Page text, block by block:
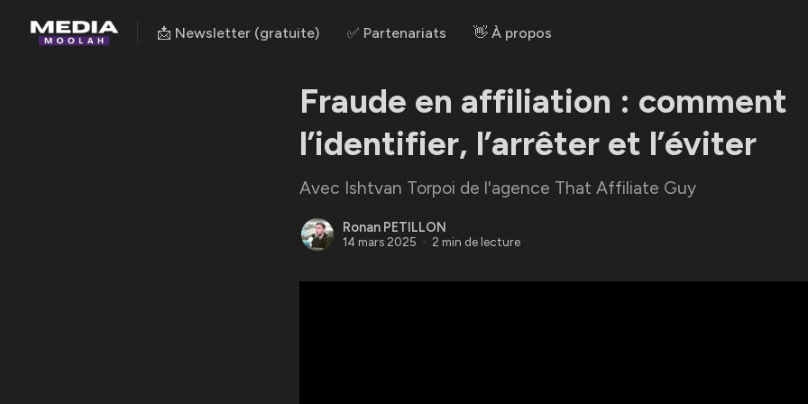
📩 Newsletter (gratuite) ✅ Partenariats 👋 À propos
Fraude en affiliation : comment
l’identifier, l’arrêter et l’éviter
Avec Ishtvan Torpoi de l'agence That Affiliate Guy
Ronan PETILLON
14 mars 2025 2 min de lecture